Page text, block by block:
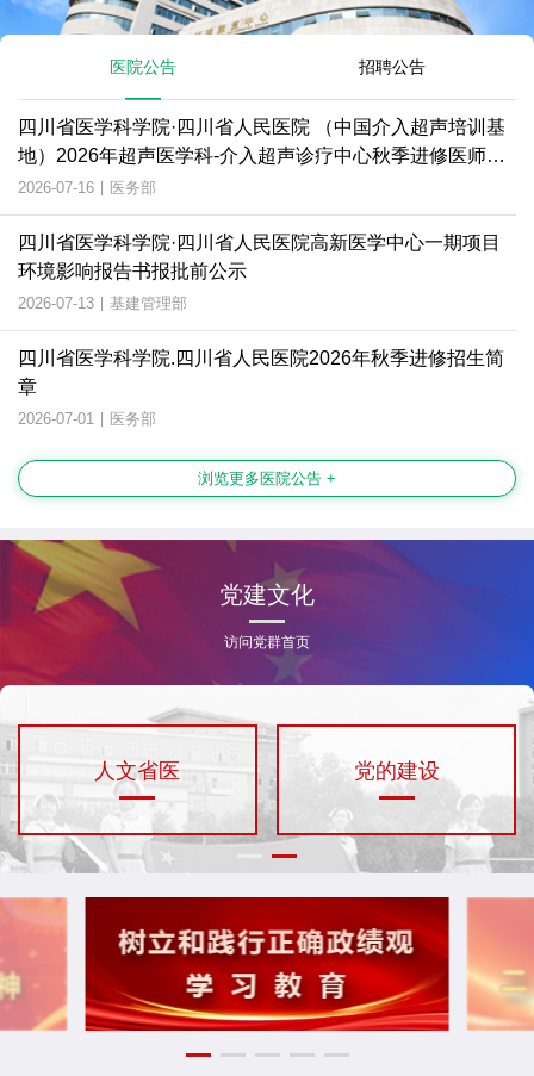
医院公告 招聘公告
四川省医学科学院·四川省人民医院 （中国介入超声培训基
地）2026年超声医学科-介入超声诊疗中心秋季进修医师招
生简章
2026-07-16 | 医务部
四川省医学科学院·四川省人民医院高新医学中心一期项目
环境影响报告书报批前公示
2026-07-13 | 基建管理部
四川省医学科学院.四川省人民医院2026年秋季进修招生简
章
2026-07-01 | 医务部
浏览更多医院公告 +
党建文化
访问党群首页
人文省医 党的建设